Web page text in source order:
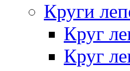
Круги
Круг
Круг